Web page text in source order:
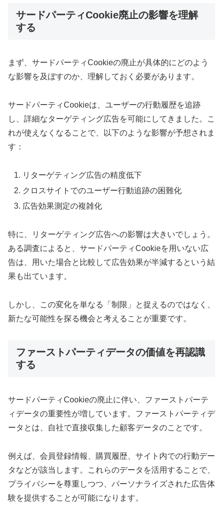
サードパーティCookie廃止の影響を理解
する
まず、サードパーティCookieの廃止が具体的にどのよう
な影響を及ぼすのか、理解しておく必要があります。
サードパーティCookieは、ユーザーの行動履歴を追跡
し、詳細なターゲティング広告を可能にしてきました。こ
れが使えなくなることで、以下のような影響が予想されま
す：
リターゲティング広告の精度低下
クロスサイトでのユーザー行動追跡の困難化
広告効果測定の複雑化
特に、リターゲティング広告への影響は大きいでしょう。
ある調査によると、サードパーティCookieを用いない広
告は、用いた場合と比較して広告効果が半減するという結
果も出ています。
しかし、この変化を単なる「制限」と捉えるのではなく、
新たな可能性を探る機会と考えることが重要です。
ファーストパーティデータの価値を再認識
する
サードパーティCookieの廃止に伴い、ファーストパーテ
ィデータの重要性が増しています。ファーストパーティデ
ータとは、自社で直接収集した顧客データのことです。
例えば、会員登録情報、購買履歴、サイト内での行動デー
タなどが該当します。これらのデータを活用することで、
プライバシーを尊重しつつ、パーソナライズされた広告体
験を提供することが可能になります。